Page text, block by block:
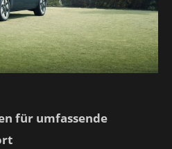
für umfassende